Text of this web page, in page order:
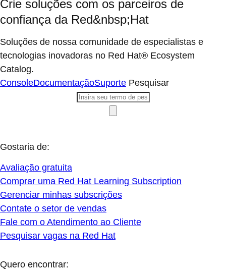
Crie soluções com os parceiros de
confiança da Red&nbsp;Hat
Soluções de nossa comunidade de especialistas e
tecnologias inovadoras no Red Hat® Ecosystem
Catalog.
ConsoleDocumentaçãoSuporte Pesquisar
Gostaria de:
Avaliação gratuita
Comprar uma Red Hat Learning Subscription
Gerenciar minhas subscrições
Contate o setor de vendas
Fale com o Atendimento ao Cliente
Pesquisar vagas na Red Hat
Quero encontrar: